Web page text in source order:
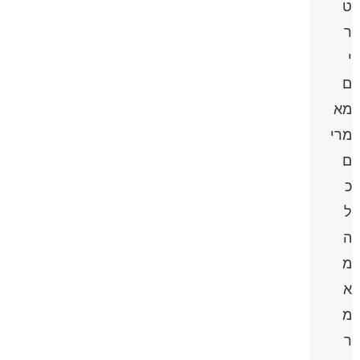
ט
ר
י
ם
מא
מרי
ם
כ
ל
ה
מ
א
מ
ר